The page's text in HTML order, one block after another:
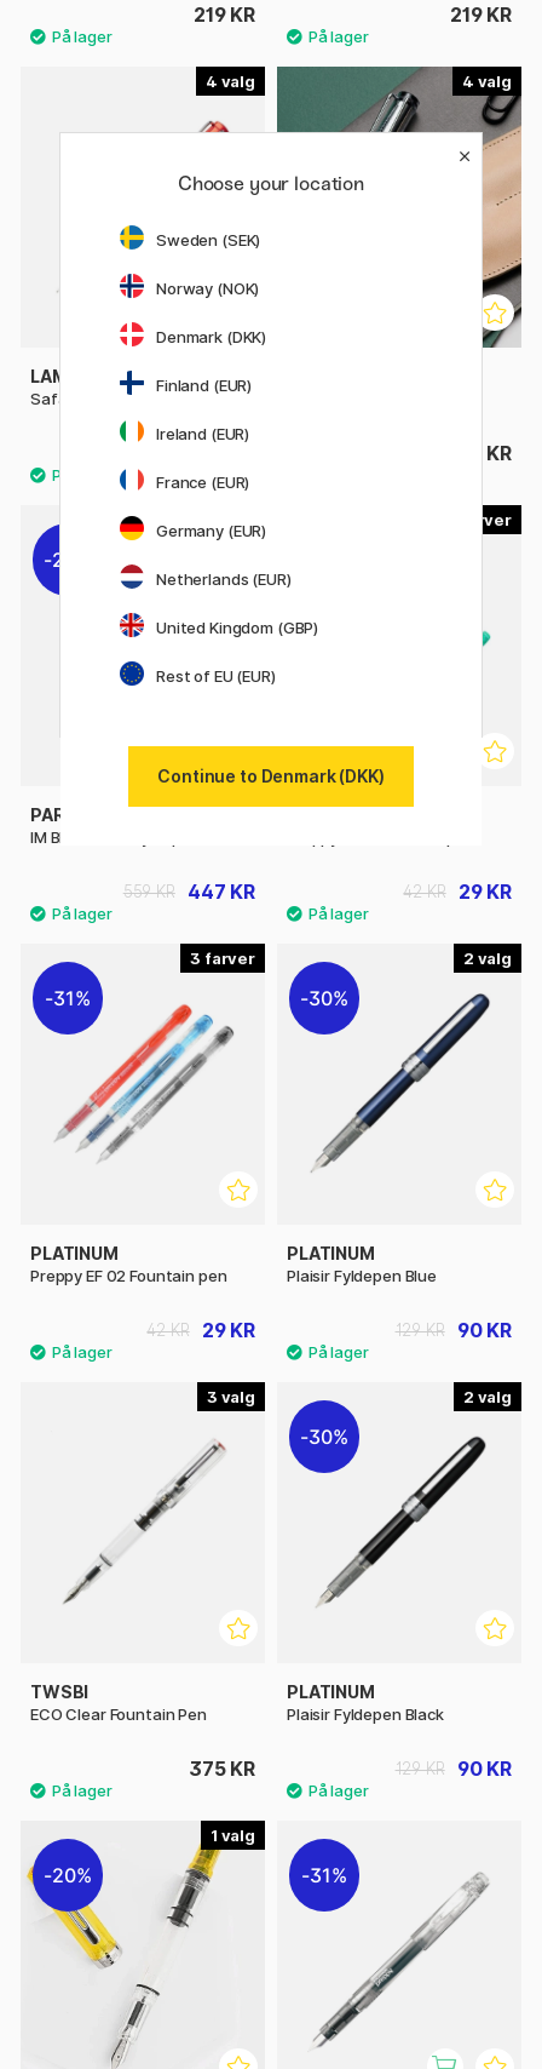
219 KR 219 KR
4
LAMY
Safari Fyldepen Red
4
219 KR
20%
PARKER
IM Black/Gold Fyldepen
447 KR
559 KR 29 KR
42 KR
3
31%
PLATINUM
Preppy EF 02 Fountain pen
29 KR
42 KR
2
30%
PLATINUM
Plaisir Fyldepen Blue
90 KR
129 KR
3
TWSBI
ECO Clear Fountain Pen
375 KR
2
30%
PLATINUM
Plaisir Fyldepen Black
90 KR
129 KR
1
20% 31%
Choose your location
Sweden (SEK)
Norway (NOK)
Denmark (DKK)
Finland (EUR)
Ireland (EUR)
France (EUR)
Germany (EUR)
Netherlands (EUR)
United Kingdom (GBP)
Rest of EU (EUR)
Continue to Denmark (DKK)